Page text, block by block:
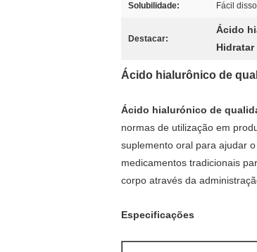
Solubilidade: Fácil
Destacar:
Ácido
Ácido hialurônico de
Ácido hialurónico de
normas de utilização em
suplemento oral para ajudar
medicamentos tradicionais
corpo através da
Especificações